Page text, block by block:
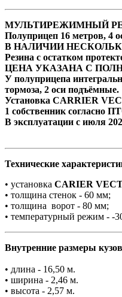
МУЛЬТИРЕЖИМНЫЙ
Полуприцеп 16 метров, 4
В НАЛИЧИИ
Резина с остатком
ЦЕНА УКАЗАНА С
У полуприцепа
тормоза, 2 оси подъёмные.
Установка CARRIER
1 собственник согласно
В эксплуатации с июля
Технические
• установка CARIER
• толщина стенок - 60 мм;
• толщина ворот - 80 мм;
• температурный режим - -
Внутренние размеры
• длина - 16,50 м.
• ширина - 2,46 м.
• высота - 2,57 м.